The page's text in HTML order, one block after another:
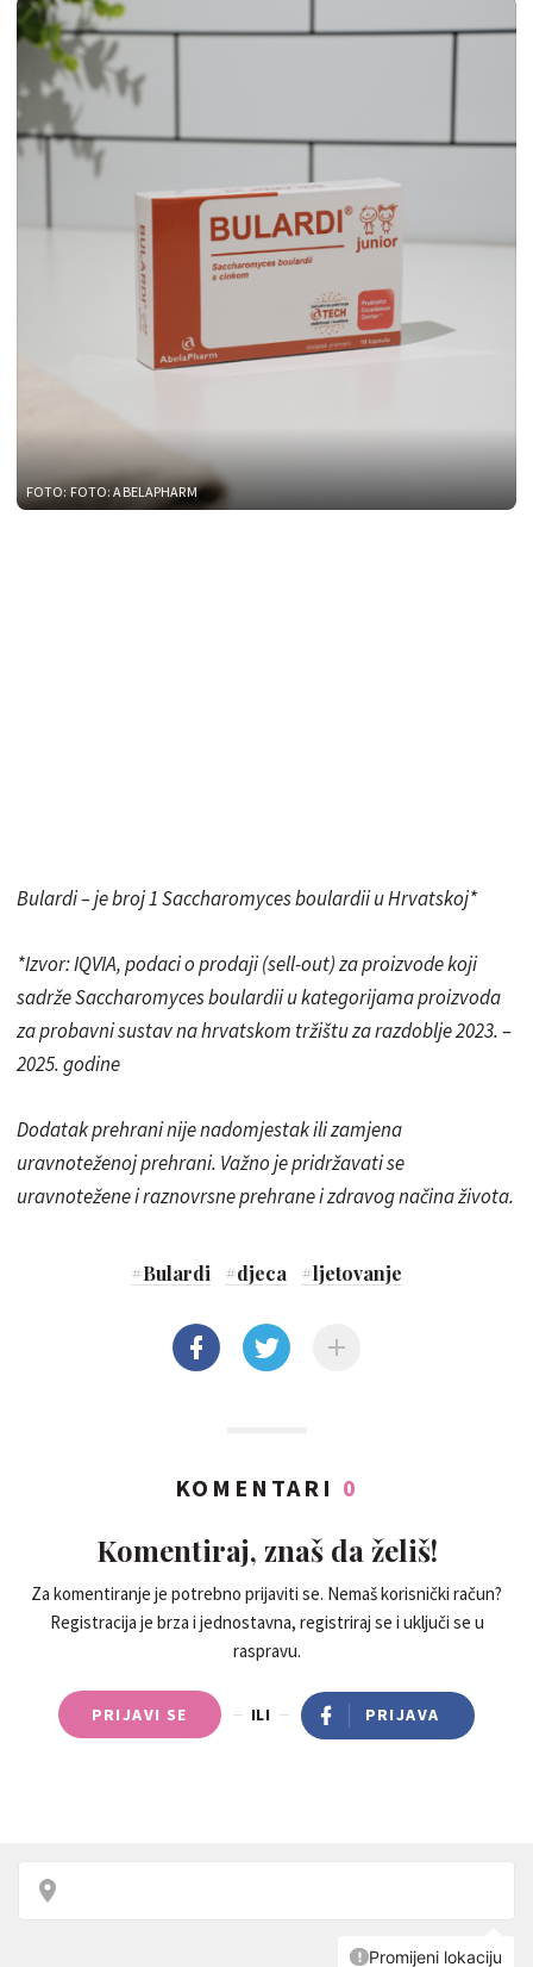
FOTO: FOTO: ABELAPHARM
Bulardi – je broj 1 Saccharomyces boulardii u Hrvatskoj*
*Izvor: IQVIA, podaci o prodaji (sell-out) za proizvode koji
sadrže Saccharomyces boulardii u kategorijama proizvoda
za probavni sustav na hrvatskom tržištu za razdoblje 2023. –
2025. godine
Dodatak prehrani nije nadomjestak ili zamjena
uravnoteženoj prehrani. Važno je pridržavati se
uravnotežene i raznovrsne prehrane i zdravog načina života.
#Bulardi #djeca #ljetovanje
KOMENTARI 0
Komentiraj, znaš da želiš!
Za komentiranje je potrebno prijaviti se. Nemaš korisnički račun?
Registracija je brza i jednostavna, registriraj se i uključi se u
raspravu.
PRIJAVI SE ILI PRIJAVA